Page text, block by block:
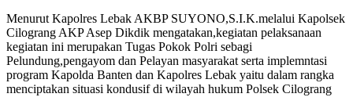
Menurut Kapolres Lebak AKBP SUYONO,S.I.K.melalui Kapolsek
Cilograng AKP Asep Dikdik mengatakan,kegiatan pelaksanaan
kegiatan ini merupakan Tugas Pokok Polri sebagi
Pelundung,pengayom dan Pelayan masyarakat serta implemntasi
program Kapolda Banten dan Kapolres Lebak yaitu dalam rangka
menciptakan situasi kondusif di wilayah hukum Polsek Cilograng